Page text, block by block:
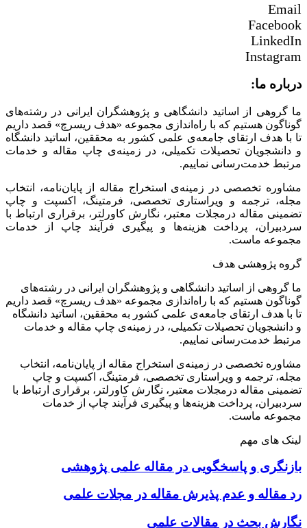
Email
Facebook
LinkedIn
Instagram
درباره ما:
ما گروهی از اساتید دانشگاهی و پژوهشگران ایرانی در رشته‌های
گوناگون هستیم که با راه‌اندازی مجموعه «هدف ریسرچ» قصد داریم
تا با هدف ارتقای جامعه‌ی علمی کشور به محققین، اساتید دانشگاه
و دانشجویان تحصیلات تکمیلی، در زمینه‌ی چاپ مقاله و خدمات
مرتبط خدمت‌رسانی نماییم.
مشاوره تخصصی در زمینه‌ی استخراج مقاله از پایان‌نامه، انتخاب
مجله، ترجمه و ویراستاری تخصصی، فرمتینگ، اکسپت و چاپ
تضمینی مقاله درمجلات معتبر، نگارش کاورلتر، برقراری ارتباط با
سردبیران، پرداخت هزینه‌ها و پیگیری فرآیند چاپ از خدمات
مجموعه ماست.
گروه پژوهشی هدف
ما گروهی از اساتید دانشگاهی و پژوهشگران ایرانی در رشته‌های
گوناگون هستیم که با راه‌اندازی مجموعه «هدف ریسرچ» قصد داریم
تا با هدف ارتقای جامعه‌ی علمی کشور به محققین، اساتید دانشگاه
و دانشجویان تحصیلات تکمیلی، در زمینه‌ی چاپ مقاله و خدمات
مرتبط خدمت‌رسانی نماییم.
مشاوره تخصصی در زمینه‌ی استخراج مقاله از پایان‌نامه، انتخاب
مجله، ترجمه و ویراستاری تخصصی، فرمتینگ، اکسپت و چاپ
تضمینی مقاله درمجلات معتبر، نگارش کاورلتر، برقراری ارتباط با
سردبیران، پرداخت هزینه‌ها و پیگیری فرآیند چاپ از خدمات
مجموعه ماست.
لینک های مهم
بازنگری و پاسخگویی در مقاله علمی پژوهشی
رد مقاله و عدم پذیرش مقاله در مجلات علمی
نگارش بحث در مقالات علمی